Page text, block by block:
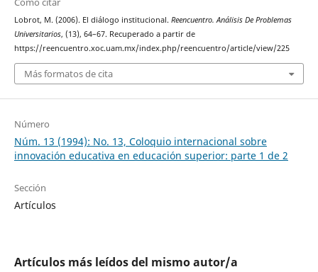
Lobrot, M. (2006). El diálogo institucional. Reencuentro. Análisis De Problemas
Universitarios, (13), 64–67. Recuperado a partir de
https://reencuentro.xoc.uam.mx/index.php/reencuentro/article/view/225
Más formatos de cita
Número
Núm. 13 (1994): No. 13, Coloquio internacional sobre
innovación educativa en educación superior: parte 1 de 2
Sección
Artículos
Artículos más leídos del mismo autor/a